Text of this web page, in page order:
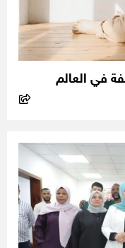
في العالم